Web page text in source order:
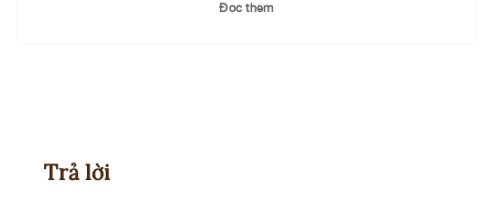
Đọc thêm
Trả lời